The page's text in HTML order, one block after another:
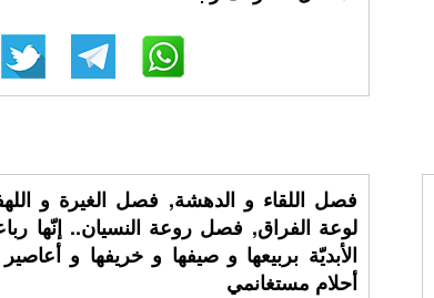
فصل اللقاء و الدهشة, فصل الغيرة و
لوعة الفراق, فصل روعة النسيان.. إنّها
الأبديّة بربيعها و صيفها و خريفها و
أحلام مستغانمي